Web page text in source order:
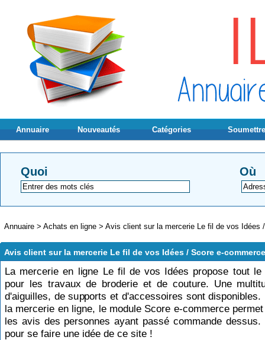
Annuaire Nouveautés Catégories
Quoi Où
Annuaire > Achats en ligne > Avis client sur la mercerie Le fil de vos Idées
Avis client sur la mercerie Le fil de vos Idées / Score e-commerce
La mercerie en ligne Le fil de vos Idées propose tout le
pour les travaux de broderie et de couture. Une
d'aiguilles, de supports et d'accessoires sont
la mercerie en ligne, le module Score e-commerce
les avis des personnes ayant passé commande dessus.
pour se faire une idée de ce site !